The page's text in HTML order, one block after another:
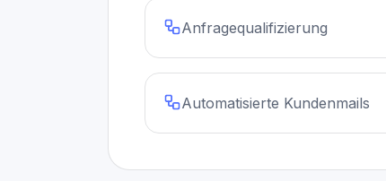
Anfragequalifizierung
Automatisierte Kundenmails